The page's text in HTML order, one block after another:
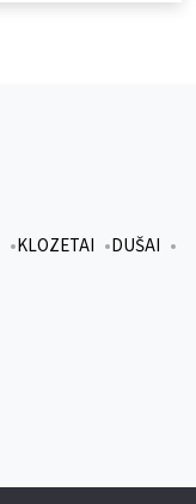
KLOZETAI
DUŠAI